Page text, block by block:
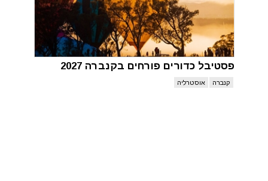
פסטיבל כדורים פורחים בקנברה 2027
קנברה אוסטרליה